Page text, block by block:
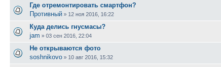
Где отремонтировать смартфон?
Противный » 12 ноя 2016, 16:22
Куда делись гнусмасы?
jam » 03 сен 2016, 22:04
Не открываются фото
soshnikovo » 10 авг 2016, 15:32